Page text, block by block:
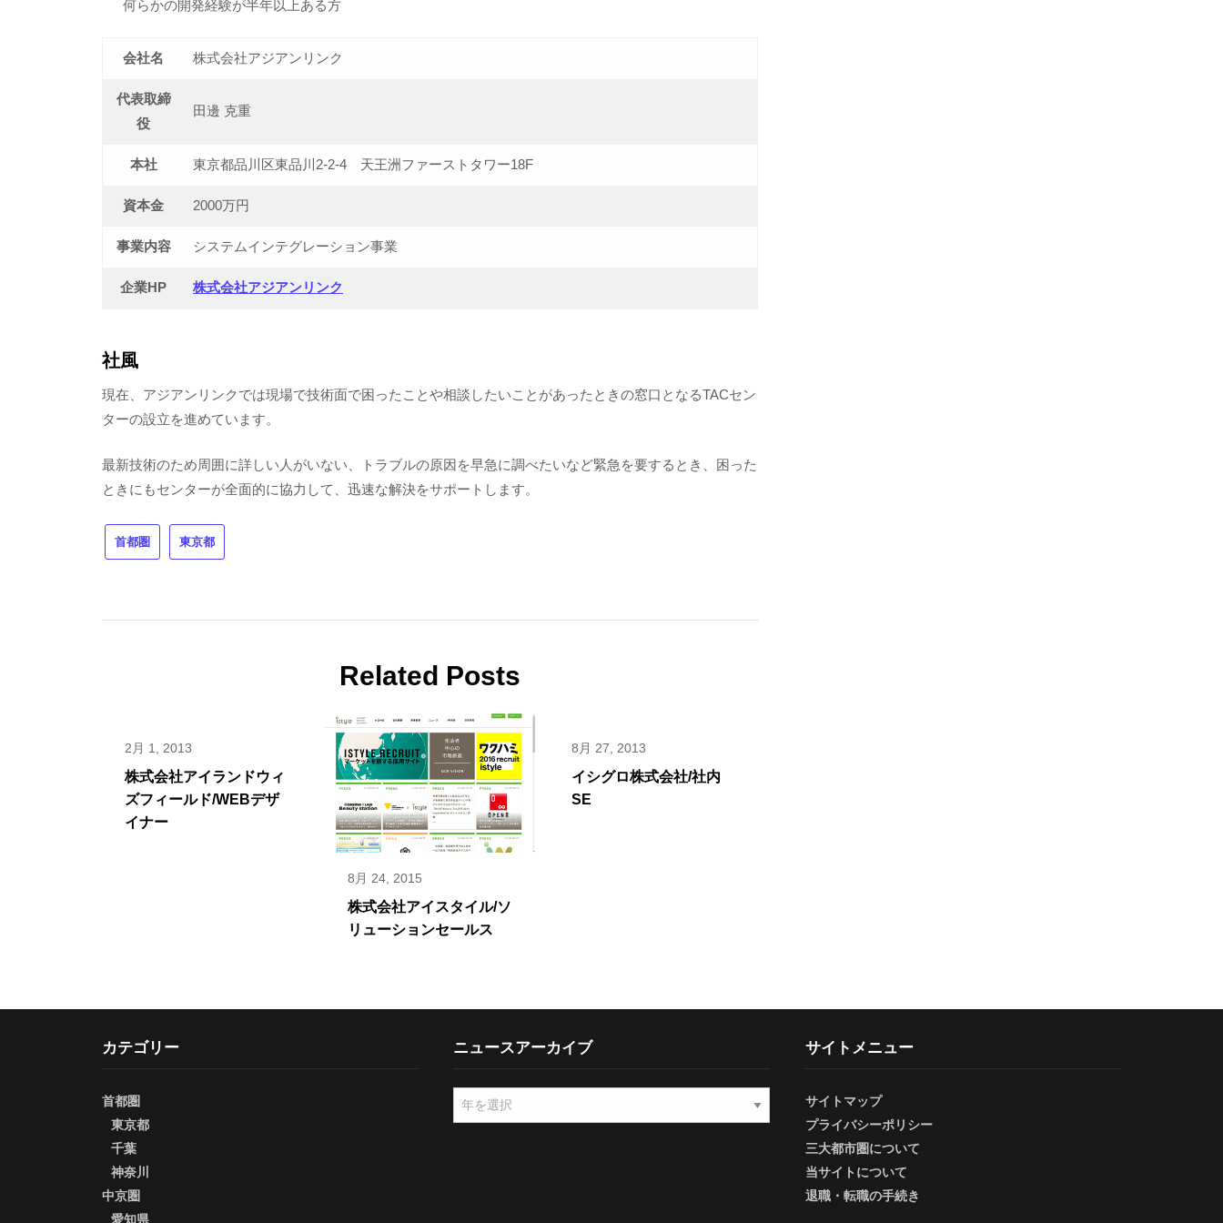
何らかの開発経験が半年以上ある方
会社名 株式会社アジアンリンク
代表取締
役
田邊 克重
本社 東京都品川区東品川2-2-4 天王洲ファーストタワー18F
資本金 2000万円
事業内容 システムインテグレーション事業
企業HP 株式会社アジアンリンク
社風
現在、アジアンリンクでは現場で技術面で困ったことや相談したいことがあったときの窓口となるTACセン
ターの設立を進めています。
最新技術のため周囲に詳しい人がいない、トラブルの原因を早急に調べたいなど緊急を要するとき、困った
ときにもセンターが全面的に協力して、迅速な解決をサポートします。
首都圏 東京都
Related Posts
2月 1, 2013
株式会社アイランドウィ
ズフィールド/WEBデザ
イナー
8月 24, 2015
株式会社アイスタイル/ソ
リューションセールス
8月 27, 2013
イシグロ株式会社/社内
SE
カテゴリー
首都圏
東京都
千葉
神奈川
中京圏
愛知県
ニュースアーカイブ サイトメニュー
サイトマップ
プライバシーポリシー
三大都市圏について
当サイトについて
退職・転職の手続き